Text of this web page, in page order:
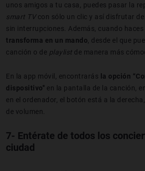
unos amigos a tu casa, puedes pasar la
smart TVcon sólo un clic y así disfrutar
sin interrupciones. Además, cuando haces
transforma en un mando , desde el que
canción o de playlist de manera más
En la app móvil, encontrarás la opción
dispositivo'' en la pantalla de la canción,
en el ordenador, el botón está a la
de volumen.
7- Entérate de todos los
ciudad